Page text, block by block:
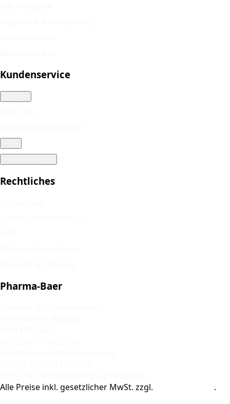
Kundenservice
Rechtliches
Pharma-Baer
Alle Preise inkl. gesetzlicher MwSt. zzgl.
.